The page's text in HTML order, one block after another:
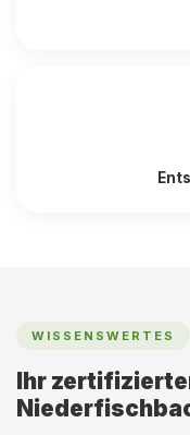
WISSENSWERTES
Ihr